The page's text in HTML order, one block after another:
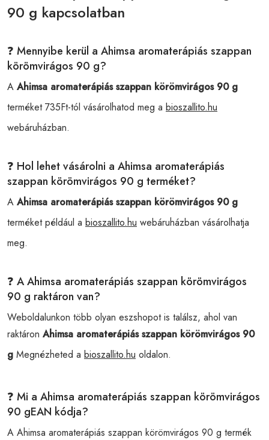
90 g kapcsolatban
❓ Mennyibe kerül a Ahimsa aromaterápiás szappan
körömvirágos 90 g?
A Ahimsa aromaterápiás szappan körömvirágos 90 g
terméket 735Ft-tól vásárolhatod meg a bioszallito.hu
webáruházban.
❓ Hol lehet vásárolni a Ahimsa aromaterápiás
szappan körömvirágos 90 g terméket?
A Ahimsa aromaterápiás szappan körömvirágos 90 g
terméket például a bioszallito.hu webáruházban vásárolhatja
meg.
❓ A Ahimsa aromaterápiás szappan körömvirágos
90 g raktáron van?
Weboldalunkon több olyan eszshopot is találsz, ahol van
raktáron Ahimsa aromaterápiás szappan körömvirágos 90
g Megnézheted a bioszallito.hu oldalon.
❓ Mi a Ahimsa aromaterápiás szappan körömvirágos
90 gEAN kódja?
A Ahimsa aromaterápiás szappan körömvirágos 90 g termék